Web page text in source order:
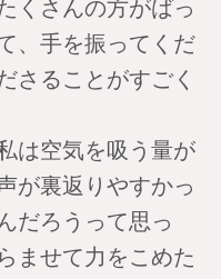
くさんの方がばっ
、手を振ってくだ
さることがすごく
空気を吸う量が
が裏返りやすかっ
だろうって思っ
ませて力をこめた